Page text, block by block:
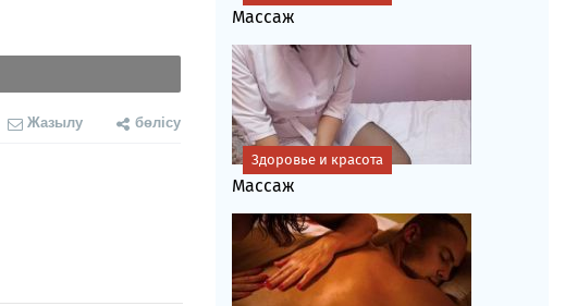
Жазылу бөлісу
Массаж
Массаж
Здоровье и красота